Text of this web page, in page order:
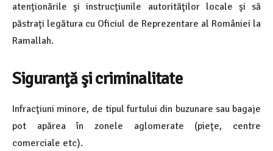
atenţionările şi instrucţiunile autorităţilor locale şi să
păstraţi legătura cu Oficiul de Reprezentare al României la
Ramallah.
Siguranţă şi criminalitate
Infracţiuni minore, de tipul furtului din buzunare sau bagaje
pot apărea în zonele aglomerate (pieţe, centre
comerciale etc).